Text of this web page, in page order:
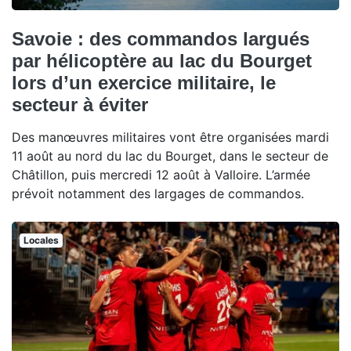
Savoie : des commandos largués
par hélicoptère au lac du Bourget
lors d’un exercice militaire, le
secteur à éviter
Des manœuvres militaires vont être organisées mardi
11 août au nord du lac du Bourget, dans le secteur de
Châtillon, puis mercredi 12 août à Valloire. L’armée
prévoit notamment des largages de commandos.
Locales